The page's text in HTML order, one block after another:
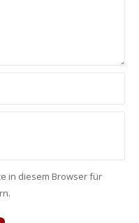
in diesem Browser für